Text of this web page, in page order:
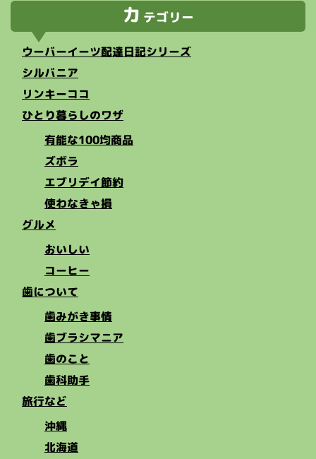
カ テゴリー
ウーバーイーツ配達日記シリーズ
シルバニア
リンキーココ
ひとり暮らしのワザ
有能な100均商品
ズボラ
エブリデイ節約
使わなきゃ損
グルメ
おいしい
コーヒー
歯について
歯みがき事情
歯ブラシマニア
歯のこと
歯科助手
旅行など
沖縄
北海道